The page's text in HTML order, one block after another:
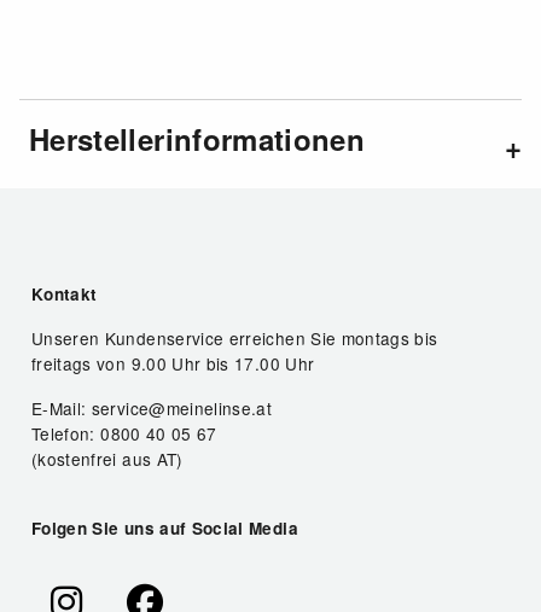
Herstellerinformationen
Kontakt
Unseren Kundenservice erreichen Sie montags bis
freitags von 9.00 Uhr bis 17.00 Uhr
E-Mail: service@meinelinse.at
Telefon: 0800 40 05 67
(kostenfrei aus AT)
Folgen Sie uns auf Social Media